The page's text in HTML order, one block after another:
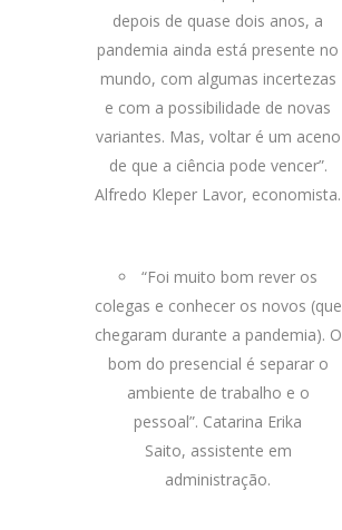
depois de quase dois anos, a
pandemia ainda está presente no
mundo, com algumas incertezas
e com a possibilidade de novas
variantes. Mas, voltar é um aceno
de que a ciência pode vencer”.
Alfredo Kleper Lavor, economista.
“Foi muito bom rever os
colegas e conhecer os novos (que
chegaram durante a pandemia). O
bom do presencial é separar o
ambiente de trabalho e o
pessoal”. Catarina Erika
Saito, assistente em
administração.